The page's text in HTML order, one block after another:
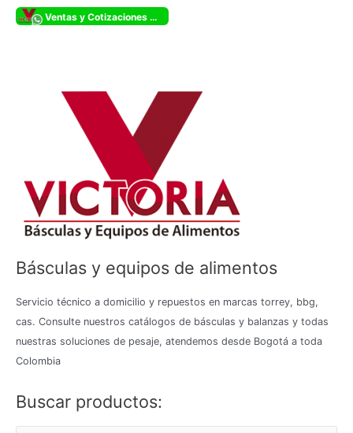
Básculas y equipos de alimentos
Servicio técnico a domicilio y repuestos en marcas torrey, bbg,
cas. Consulte nuestros catálogos de básculas y balanzas y todas
nuestras soluciones de pesaje, atendemos desde Bogotá a toda
Colombia
Buscar productos:
Ventas y Cotizaciones Whatsapp